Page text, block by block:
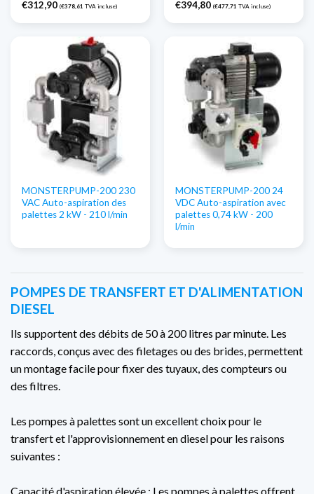
€312,90 (€378,61 TVA incluse) €394,80 (€477,71 TVA incluse)
MONSTERPUMP-200 230
VAC Auto-aspiration des
palettes 2 kW - 210 l/min
MONSTERPUMP-200 24
VDC Auto-aspiration avec
palettes 0,74 kW - 200
l/min
POMPES DE TRANSFERT ET D'ALIMENTATION
DIESEL
Ils supportent des débits de 50 à 200 litres par minute. Les
raccords, conçus avec des filetages ou des brides, permettent
un montage facile pour fixer des tuyaux, des compteurs ou
des filtres.
Les pompes à palettes sont un excellent choix pour le
transfert et l'approvisionnement en diesel pour les raisons
suivantes :
Capacité d'aspiration élevée : Les pompes à palettes offrent